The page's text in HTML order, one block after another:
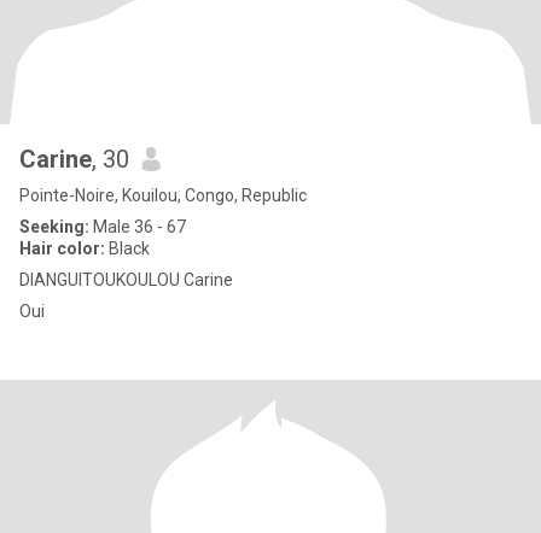
Carine, 30
Pointe-Noire, Kouilou, Congo, Republic
Seeking: Male 36 - 67
Hair color: Black
DIANGUITOUKOULOU Carine
Oui